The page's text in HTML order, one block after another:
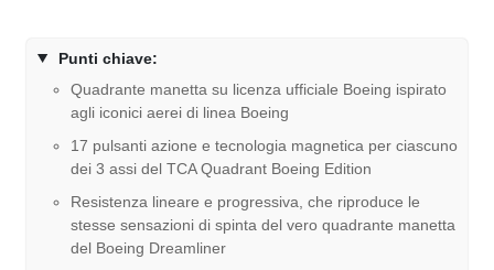
Punti chiave:
Quadrante manetta su licenza ufficiale Boeing ispirato
agli iconici aerei di linea Boeing
17 pulsanti azione e tecnologia magnetica per ciascuno
dei 3 assi del TCA Quadrant Boeing Edition
Resistenza lineare e progressiva, che riproduce le
stesse sensazioni di spinta del vero quadrante manetta
del Boeing Dreamliner